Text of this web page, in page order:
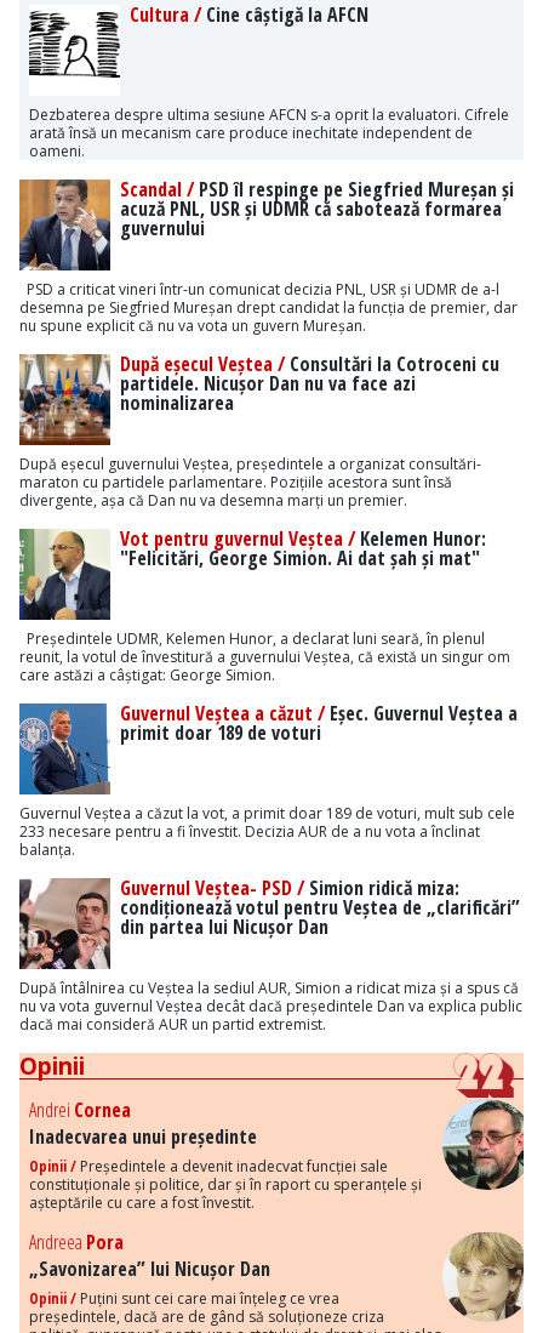
Cultura /Cine câștigă la AFCN
Dezbaterea despre ultima sesiune AFCN s-a oprit la evaluatori. Cifrele
arată însă un mecanism care produce inechitate independent de
oameni.
Scandal /PSD îl respinge pe Siegfried Mureșan și
acuză PNL, USR și UDMR că sabotează formarea
guvernului
PSD a criticat vineri într-un comunicat decizia PNL, USR și UDMR de a-l
desemna pe Siegfried Mureșan drept candidat la funcția de premier, dar
nu spune explicit că nu va vota un guvern Mureșan.
După eșecul Veștea /Consultări la Cotroceni cu
partidele. Nicușor Dan nu va face azi
nominalizarea
După eșecul guvernului Veștea, președintele a organizat consultări-
maraton cu partidele parlamentare. Pozițiile acestora sunt însă
divergente, așa că Dan nu va desemna marți un premier.
Vot pentru guvernul Veștea /Kelemen Hunor:
"Felicitări, George Simion. Ai dat șah și mat"
Președintele UDMR, Kelemen Hunor, a declarat luni seară, în plenul
reunit, la votul de învestitură a guvernului Veștea, că există un singur om
care astăzi a câștigat: George Simion.
Guvernul Veștea a căzut /Eșec. Guvernul Veștea a
primit doar 189 de voturi
Guvernul Veștea a căzut la vot, a primit doar 189 de voturi, mult sub cele
233 necesare pentru a fi învestit. Decizia AUR de a nu vota a înclinat
balanța.
Guvernul Veștea- PSD /Simion ridică miza:
condiționează votul pentru Veștea de „clarificări”
din partea lui Nicușor Dan
După întâlnirea cu Veștea la sediul AUR, Simion a ridicat miza și a spus că
nu va vota guvernul Veștea decât dacă președintele Dan va explica public
dacă mai consideră AUR un partid extremist.
Opinii
Andrei Cornea
Inadecvarea unui președinte
Opinii / Președintele a devenit inadecvat funcției sale
constituționale și politice, dar și în raport cu speranțele și
așteptările cu care a fost învestit.
Andreea Pora
„Savonizarea” lui Nicușor Dan
Opinii / Puțini sunt cei care mai înțeleg ce vrea
președintele, dacă are de gând să soluționeze criza